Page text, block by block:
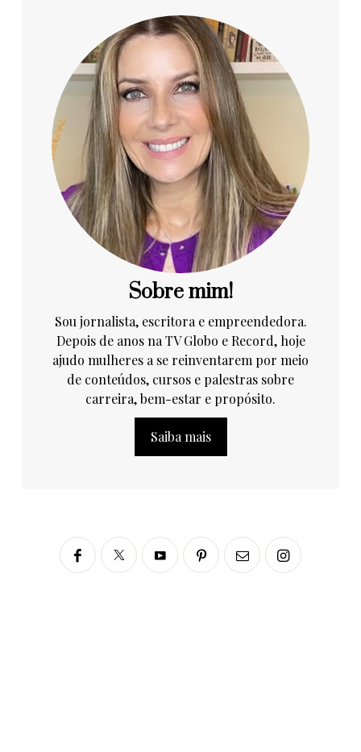
Sobre mim!
Sou jornalista, escritora e empreendedora.
Depois de anos na TV Globo e Record, hoje
ajudo mulheres a se reinventarem por meio
de conteúdos, cursos e palestras sobre
carreira, bem-estar e propósito.
Saiba mais